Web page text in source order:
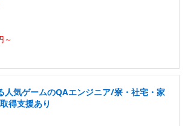
～
人気ゲームのQAエンジニア/寮・社宅・家
得支援あり